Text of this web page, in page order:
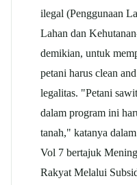
ilegal (Penggunaan
Lahan dan
demikian, untuk
petani harus clean
legalitas. "Petani
dalam program ini
tanah," katanya
Vol 7 bertajuk
Rakyat Melalui